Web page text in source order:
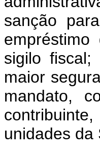
sanção
sigilo
maior
mandato,
unidades da